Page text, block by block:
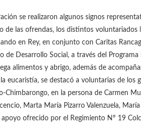
se realizaron algunos signos
de las ofrendas, los distintos
en Rey, en conjunto con Caritas
de Desarrollo Social, a través del
alimentos y abrigo, además de
eucaristía, se destacó a voluntarias de
Chimbarongo, en la persona de Carmen
Marta María Pizarro Valenzuela,
apoyo ofrecido por el Regimiento N° 19